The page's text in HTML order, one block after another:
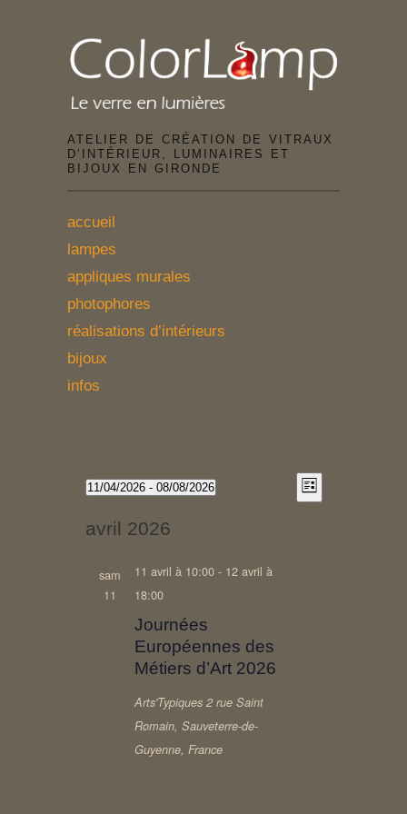
ATELIER DE CRÉATION DE VITRAUX
D’INTÉRIEUR, LUMINAIRES ET
BIJOUX EN GIRONDE
accueil
lampes
appliques murales
photophores
réalisations d’intérieurs
bijoux
infos
Évènements
Navigation
Navigation
de
Liste
11/04/2026 - 08/08/2026
une
avril 2026
sam
11
Journées
Européennes des
Métiers d’Art 2026
11 avril à 10:00- 12 avril à
18:00
Arts'Typiques 2 rue Saint
Romain, Sauveterre-de-
Guyenne, France